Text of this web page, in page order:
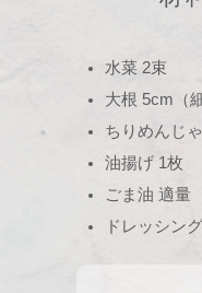
水菜 2束
大根 5cm（
ちりめんじ
油揚げ 1枚
ごま油 適量
ドレッシン